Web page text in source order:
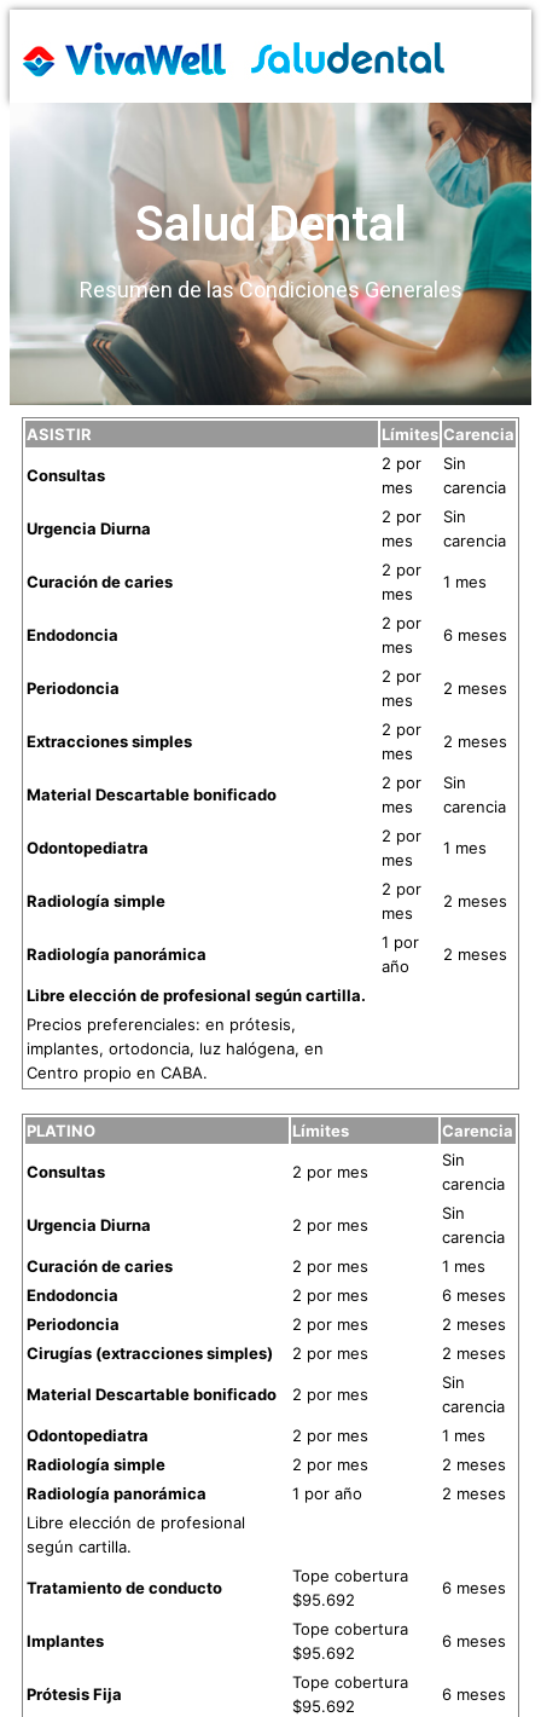
Salud Dental
Resumen de las Condiciones Generales
ASISTIR Límites Carencia
Consultas
2 por
mes
Sin
carencia
Urgencia Diurna
2 por
mes
Sin
carencia
Curación de caries
2 por
mes
1 mes
Endodoncia
2 por
mes
6 meses
Periodoncia
2 por
mes
2 meses
Extracciones simples
2 por
mes
2 meses
Material Descartable bonificado
2 por
mes
Sin
carencia
Odontopediatra
2 por
mes
1 mes
Radiología simple
2 por
mes
2 meses
Radiología panorámica
1 por
año
2 meses
Libre elección de profesional según cartilla.
Precios preferenciales: en prótesis,
implantes, ortodoncia, luz halógena, en
Centro propio en CABA.
PLATINO Límites Carencia
Consultas 2 por mes
Sin
carencia
Urgencia Diurna 2 por mes
Sin
carencia
Curación de caries
2 por mes
1 mes
Endodoncia
2 por mes
6 meses
Periodoncia
2 por mes
2 meses
Cirugías (extracciones simples)
2 por mes 2 meses
Material Descartable bonificado 2 por mes
Sin
carencia
Odontopediatra
2 por mes
1 mes
Radiología simple
2 por mes
2 meses
Radiología panorámica
1 por año
2 meses
Libre elección de profesional
según cartilla.
Tratamiento de conducto
Tope cobertura
$95.692
6 meses
Implantes
Tope cobertura
$95.692
6 meses
Prótesis Fija
Tope cobertura
$95.692
6 meses